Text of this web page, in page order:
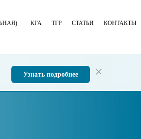
КГА ТГР СТАТЬИ КОНТАКТЫ
Узнать подробнее